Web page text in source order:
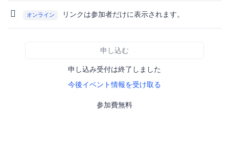
オンライン リンクは参加者だけに表示されます。
申し込む
申し込み受付は終了しました
今後イベント情報を受け取る
参加費無料